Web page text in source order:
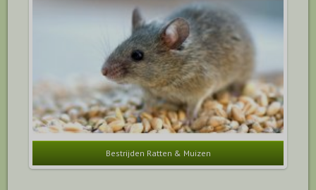
Bestrijden Ratten & Muizen